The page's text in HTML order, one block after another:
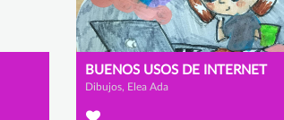
BUENOS USOS DE INTERNET
Dibujos, Elea Ada